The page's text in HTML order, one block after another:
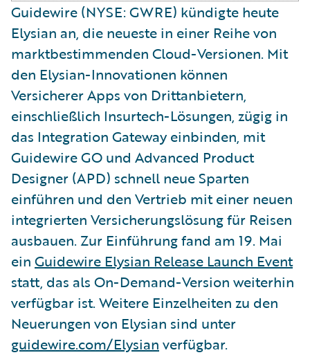
Guidewire (NYSE: GWRE) kündigte heute
Elysian an, die neueste in einer Reihe von
marktbestimmenden Cloud-Versionen. Mit
den Elysian-Innovationen können
Versicherer Apps von Drittanbietern,
einschließlich Insurtech-Lösungen, zügig in
das Integration Gateway einbinden, mit
Guidewire GO und Advanced Product
Designer (APD) schnell neue Sparten
einführen und den Vertrieb mit einer neuen
integrierten Versicherungslösung für Reisen
ausbauen. Zur Einführung fand am 19. Mai
ein Guidewire Elysian Release Launch Event
statt, das als On-Demand-Version weiterhin
verfügbar ist. Weitere Einzelheiten zu den
Neuerungen von Elysian sind unter
guidewire.com/Elysian verfügbar.